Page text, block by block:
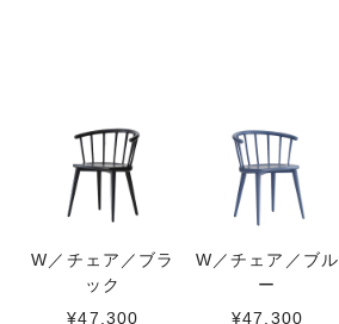
W／チェア／ブラ
ック
¥47,300
W／チェア／ブル
ー
¥47,300